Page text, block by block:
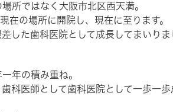
所ではなく大阪市北区西天満。
の場所に開院し、現在に至ります。
した歯科医院として成長してまいりま
年の積み重ね。
科医師として歯科医院として一歩一歩